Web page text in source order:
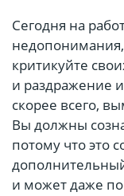
Сегодня на
критикуйте
и раздражение
скорее всего,
Вы должны
потому что это
и может даже